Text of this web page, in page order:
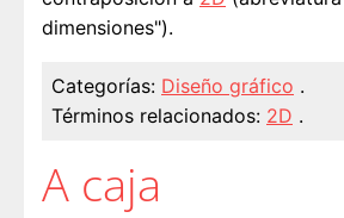
dimensiones").
Categorías: Diseño gráfico .
Términos relacionados: 2D .
A caja